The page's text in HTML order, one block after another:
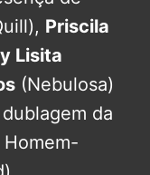
Priscila
Lisita
(Nebulosa)
da